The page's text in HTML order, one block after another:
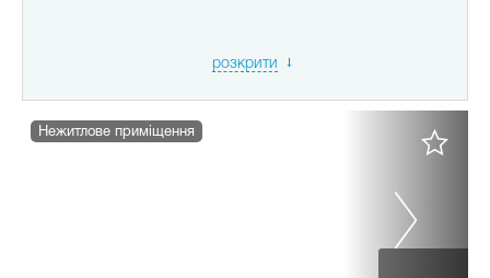
розкрити
Нежитлове приміщення